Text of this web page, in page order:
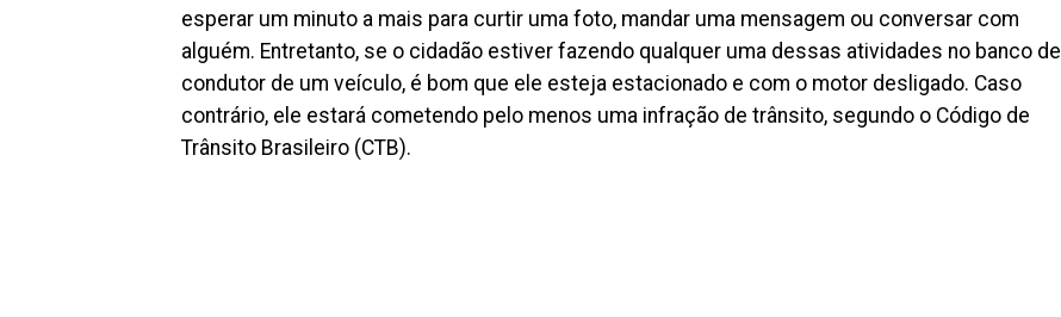
esperar um minuto a mais para curtir uma foto, mandar uma mensagem ou conversar com
alguém. Entretanto, se o cidadão estiver fazendo qualquer uma dessas atividades no banco de
condutor de um veículo, é bom que ele esteja estacionado e com o motor desligado. Caso
contrário, ele estará cometendo pelo menos uma infração de trânsito, segundo o Código de
Trânsito Brasileiro (CTB).